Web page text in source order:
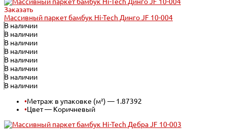
Заказать
Массивный паркет бамбук Hi-Tech Динго JF 10-004
В наличии
В наличии
В наличии
В наличии
В наличии
В наличии
В наличии
В наличии
•Метраж в упаковке (м²) — 1.87392
•Цвет — Коричневый